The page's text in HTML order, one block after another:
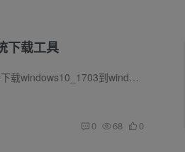
下载工具
软件介绍 只支持下载windows10_1703到windows11_24H2系统类型，系统版本可选家庭，专业，教育，企业，家庭OEM等，可以自定义下载多少位宽系统，保存的路径位置，下载暂停等。但是要注意，下载开...
0 68 0